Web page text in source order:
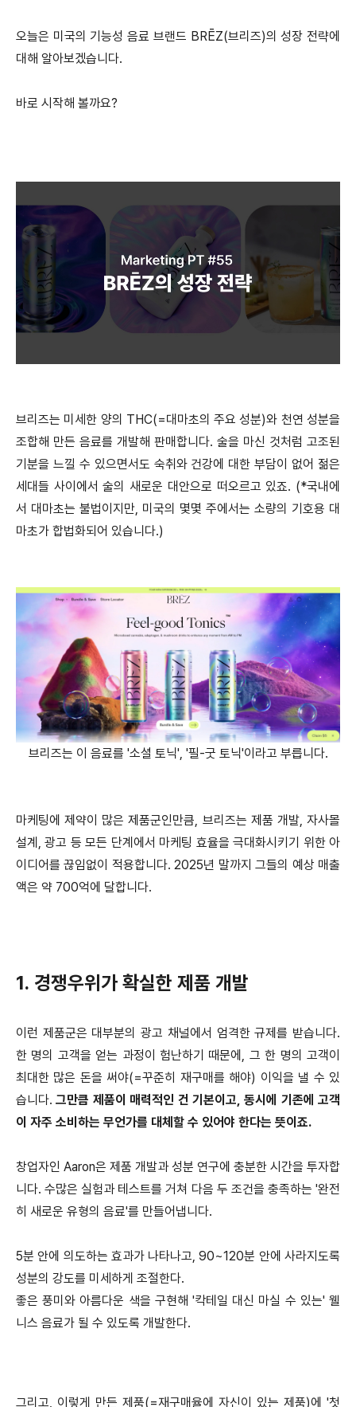
오늘은 미국의 기능성 음료 브랜드 BRĒZ(브리즈)의 성장 전략에
대해 알아보겠습니다.
바로 시작해 볼까요?
브리즈는 미세한 양의 THC(=대마초의 주요 성분)와 천연 성분을
조합해 만든 음료를 개발해 판매합니다. 술을 마신 것처럼 고조된
기분을 느낄 수 있으면서도 숙취와 건강에 대한 부담이 없어 젊은
세대들 사이에서 술의 새로운 대안으로 떠오르고 있죠. (*국내에
서 대마초는 불법이지만, 미국의 몇몇 주에서는 소량의 기호용 대
마초가 합법화되어 있습니다.)
브리즈는 이 음료를 '소셜 토닉', '필-굿 토닉'이라고 부릅니다.
마케팅에 제약이 많은 제품군인만큼, 브리즈는 제품 개발, 자사몰
설계, 광고 등 모든 단계에서 마케팅 효율을 극대화시키기 위한 아
이디어를 끊임없이 적용합니다. 2025년 말까지 그들의 예상 매출
액은 약 700억에 달합니다.
1. 경쟁우위가 확실한 제품 개발
이런 제품군은 대부분의 광고 채널에서 엄격한 규제를 받습니다.
한 명의 고객을 얻는 과정이 험난하기 때문에, 그 한 명의 고객이
최대한 많은 돈을 써야(=꾸준히 재구매를 해야) 이익을 낼 수 있
습니다.그만큼 제품이 매력적인 건 기본이고, 동시에 기존에 고객
이 자주 소비하는 무언가를 대체할 수 있어야 한다는 뜻이죠.
창업자인 Aaron은 제품 개발과 성분 연구에 충분한 시간을 투자합
니다. 수많은 실험과 테스트를 거쳐 다음 두 조건을 충족하는 '완전
히 새로운 유형의 음료'를 만들어냅니다.
5분 안에 의도하는 효과가 나타나고, 90~120분 안에 사라지도록
성분의 강도를 미세하게 조절한다.
좋은 풍미와 아름다운 색을 구현해 '칵테일 대신 마실 수 있는' 웰
니스 음료가 될 수 있도록 개발한다.
그리고, 이렇게 만든 제품(=재구매율에 자신이 있는 제품)에 '첫